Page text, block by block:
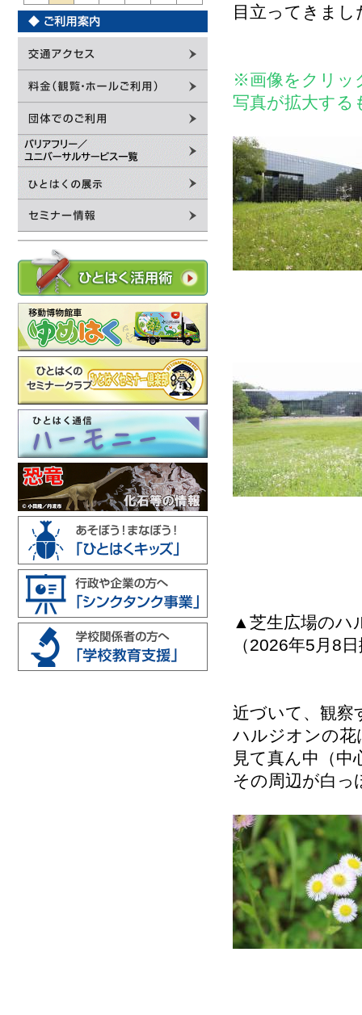
目立ってきまし
※画像をクリッ
写真が拡大する
▲芝生広場のハ
（2026年5月8
近づいて、観察
ハルジオンの花
見て真ん中（中
その周辺が白っ